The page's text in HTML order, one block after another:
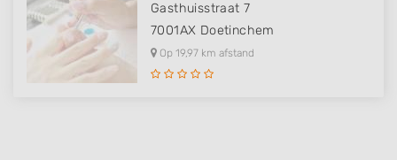
Gasthuisstraat 7
7001AX Doetinchem
Op 19,97 km afstand